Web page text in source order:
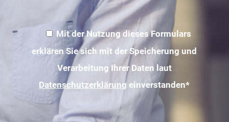
Mit der Nutzung dieses Formulars
erklären Sie sich mit der Speicherung und
Verarbeitung Ihrer Daten laut
Datenschutzerklärung einverstanden*